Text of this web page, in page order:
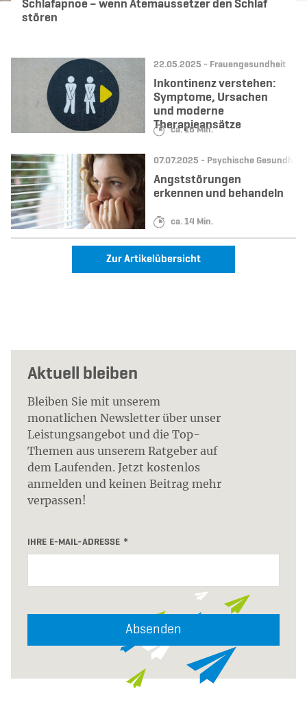
Schlafapnoe – wenn Atemaussetzer den Schlaf
stören
Datum:
22.05.2025 - Kategorie:
Frauengesundheit
Lesedauer:
ca. 16 Min.
Inkontinenz verstehen:
Symptome, Ursachen
und moderne
Therapieansätze
Datum:
07.07.2025 - Kategorie:
Psychische Gesundheit
Lesedauer:
ca. 14 Min.
Angststörungen
erkennen und behandeln
Zur Artikelübersicht
Aktuell bleiben
Bleiben Sie mit unserem
monatlichen Newsletter über unser
Leistungsangebot und die Top-
Themen aus unserem Ratgeber auf
dem Laufenden. Jetzt kostenlos
anmelden und keinen Beitrag mehr
verpassen!
IHRE E-MAIL-ADRESSE
Absenden